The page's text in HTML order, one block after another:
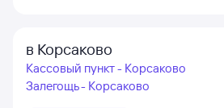
в Корсаково
Кассовый пункт - Корсаково
Залегощь - Корсаково